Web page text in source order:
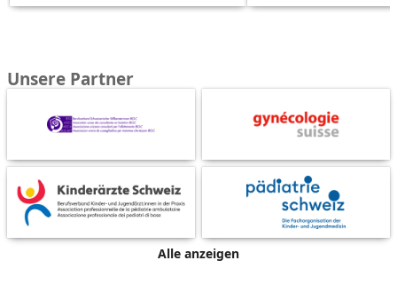
Unsere Partner
Alle anzeigen